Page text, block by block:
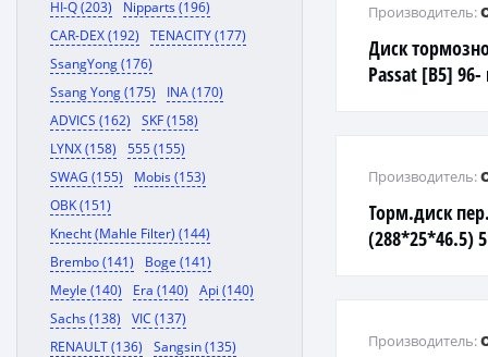
HI-Q (203)
Nipparts (196)
CAR-DEX (192)
TENACITY (177)
SsangYong (176)
Ssang Yong (175)
INA (170)
ADVICS (162)
SKF (158)
LYNX (158)
555 (155)
SWAG (155)
Mobis (153)
OBK (151)
Knecht (Mahle Filter) (144)
Brembo (141)
Boge (141)
Meyle (140)
Era (140)
Api (140)
Sachs (138)
VIC (137)
RENAULT (136)
Sangsin (135)
Диск
Passat [B5]
Производитель:
Торм.диск
(288*25*46.5)
Производитель:
Производитель: